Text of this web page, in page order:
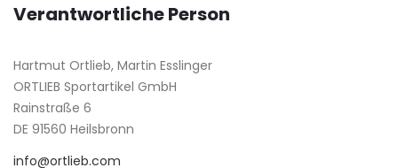
Verantwortliche Person
Hartmut Ortlieb, Martin Esslinger
ORTLIEB Sportartikel GmbH
Rainstraße 6
DE 91560 Heilsbronn
info@ortlieb.com